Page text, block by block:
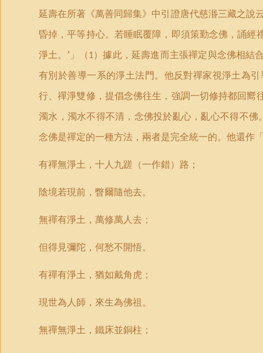
延壽在所著《萬善同歸集》中引證唐代慈湣三藏之說
昏掉，平等持心。若睡眠覆障，即須策勤念佛，誦
淨土。’ 」 （1）據此，延壽進而主張禪定與念佛相結
有別於善導一系的淨土法門。他反對禪家視淨土為
行、禪淨雙修，提倡念佛往生，強調一切修持都回
濁水，濁水不得不清，念佛投於亂心，亂心不得不
念佛是禪定的一種方法，兩者是完全統一的。他還作
有禪無淨土，十人九蹉（一作錯）路；
陰境若現前，瞥爾隨他去。
無禪有淨土，萬修萬人去；
但得見彌陀，何愁不開悟。
有禪有淨土，猶如戴角虎；
現世為人師，來生為佛祖。
無禪無淨土，鐵床並銅柱；